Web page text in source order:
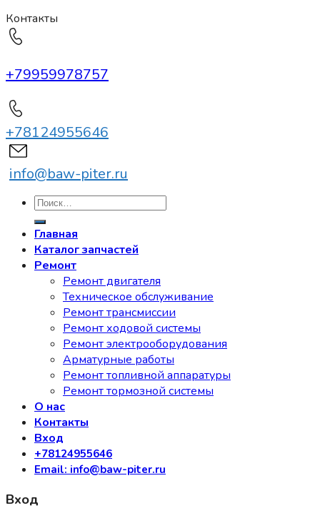
Контакты
+79959978757
+78124955646
info@baw-piter.ru
Искать:
Главная
Каталог запчастей
Ремонт
Ремонт двигателя
Техническое обслуживание
Ремонт трансмиссии
Ремонт ходовой системы
Ремонт электрооборудования
Арматурные работы
Ремонт топливной аппаратуры
Ремонт тормозной системы
О нас
Контакты
Вход
+78124955646
Email: info@baw-piter.ru
Вход